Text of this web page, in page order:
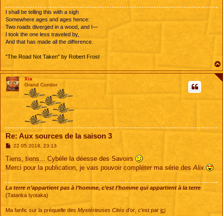
I shall be telling this with a sigh
Somewhere ages and ages hence:
Two roads diverged in a wood, and I—
I took the one less traveled by,
And that has made all the difference.
"The Road Not Taken" by Robert Frost
Xia
Grand Condor
Re: Aux sources de la saison 3
M
s
a
22 05 2018, 23:13
Tiens, tiens... Cybèle la déesse des Savoirs
Merci pour la publication, je vais pouvoir compléter ma série des Alix
La terre n’appartient pas à l’homme, c’est l’homme qui appartient à la terre
(Tatanka Iyotaka)
Ma fanfic sur la préquelle des Mystérieuses Cités d'or , c'est par ici